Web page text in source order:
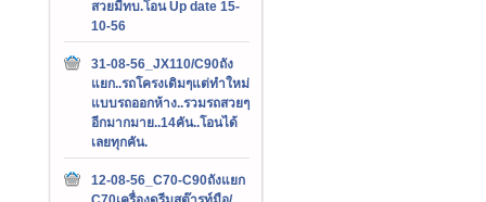
สวยมีทบ.โอน Up date 15-
10-56
31-08-56_JX110/C90ถัง
แยก..รถโครงเดิมๆแต่ทำใหม่
แบบรถออกห้าง..รวมรถสวยๆ
อีกมากมาย..14คัน..โอนได้
เลยทุกคัน.
12-08-56_C70-C90ถังแยก